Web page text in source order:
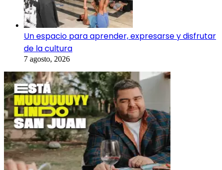
Un espacio para aprender, expresarse y disfrutar
de la cultura
7 agosto, 2026